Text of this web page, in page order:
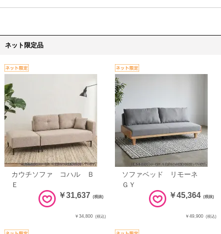
ネット限定品
カウチソファ コハル Ｂ
Ｅ
￥31,637 (税抜)
￥34,800 (税込)
ソファベッド リモーネ
ＧＹ
￥45,364 (税抜)
￥49,900 (税込)